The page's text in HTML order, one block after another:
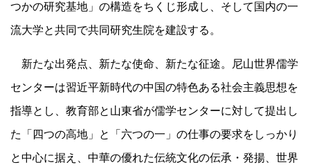
つかの研究基地」の構造をちくじ形成し、そして国内の一
流大学と共同で共同研究生院を建設する。
新たな出発点、新たな使命、新たな征途。尼山世界儒学
センターは習近平新時代の中国の特色ある社会主義思想を
指導とし、教育部と山東省が儒学センターに対して提出し
た「四つの高地」と「六つの一」の仕事の要求をしっかり
と中心に据え、中華の優れた伝統文化の伝承・発揚、世界